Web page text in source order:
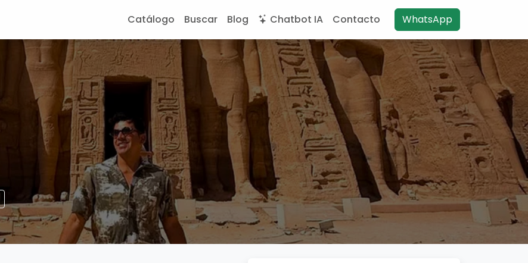
Catálogo Buscar Blog Chatbot IA Contacto WhatsApp